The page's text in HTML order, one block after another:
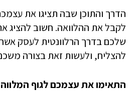
הדרך והתוכן שבה תציגו את
לקבל את ההלוואה. חשוב להציג
שלכם בדרך הרלוונטית לעסק
להצליח, ולעשות זאת בצורה
התאימו את עצמכם לגוף המלווה